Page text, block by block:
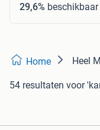
29,6%
Home Heel
54 resultaten voor